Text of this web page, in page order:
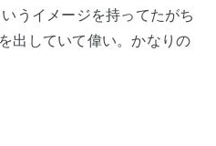
いうイメージを持ってたがち
出していて偉い。かなりの